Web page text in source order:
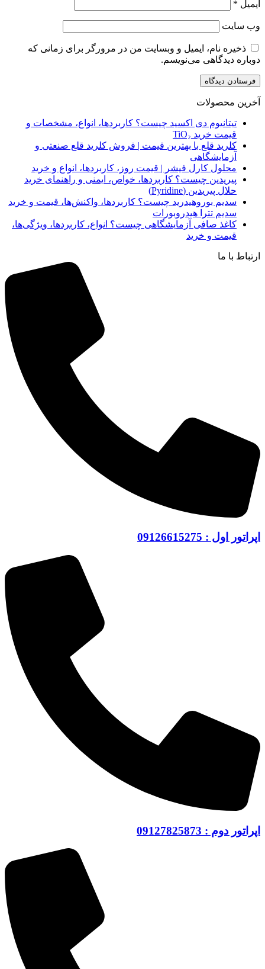
ایمیل *
وب‌ سایت
ذخیره نام، ایمیل و وبسایت من در مرورگر برای زمانی که
دوباره دیدگاهی می‌نویسم.
آخرین محصولات
تیتانیوم دی‌ اکسید چیست؟ کاربردها، انواع، مشخصات و
قیمت خرید TiO₂
کلرید قلع با بهترین قیمت | فروش کلرید قلع صنعتی و
آزمایشگاهی
محلول کارل فیشر | قیمت روز، کاربردها، انواع و خرید
پیریدین چیست؟ کاربردها، خواص، ایمنی و راهنمای خرید
حلال پیریدین (Pyridine)
سدیم بوروهیدرید چیست؟ کاربردها، واکنش‌ها، قیمت و خرید
سدیم تترا هیدروبورات
کاغذ صافی آزمایشگاهی چیست؟ انواع، کاربردها، ویژگی‌ها،
قیمت و خرید
ارتباط با ما
اپراتور اول : 09126615275
اپراتور دوم : 09127825873